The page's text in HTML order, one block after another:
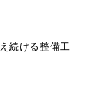
続ける整備工